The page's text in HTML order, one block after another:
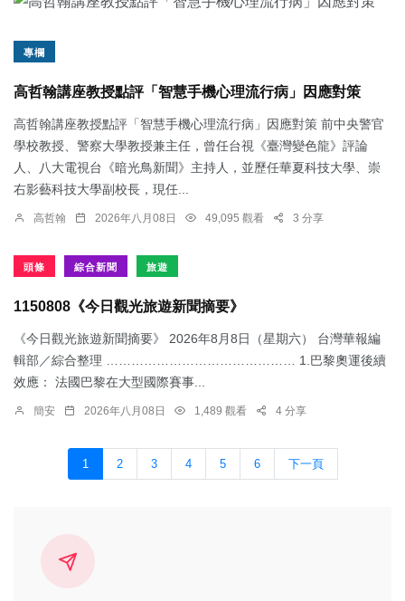
專欄
高哲翰講座教授點評「智慧手機心理流行病」因應對策
高哲翰講座教授點評「智慧手機心理流行病」因應對策 前中央警官
學校教授、警察大學教授兼主任，曾任台視《臺灣變色龍》評論
人、八大電視台《暗光鳥新聞》主持人，並歷任華夏科技大學、崇
右影藝科技大學副校長，現任...
高哲翰 2026年八月08日 49,095 觀看 3 分享
頭條 綜合新聞 旅遊
1150808《今日觀光旅遊新聞摘要》
《今日觀光旅遊新聞摘要》 2026年8月8日（星期六） 台灣華報編
輯部／綜合整理 ……………………………………… 1.​巴黎奧運後續
效應： 法國巴黎在大型國際賽事...
簡安 2026年八月08日 1,489 觀看 4 分享
1 2 3 4 5 6 下一頁